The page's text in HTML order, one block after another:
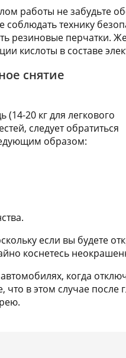
работы не забудьте
соблюдать технику
резиновые перчатки.
кислоты в составе
снятие
20 кг для легкового
следует обратиться
образом:
если вы будете
коснетесь
когда
в этом случае